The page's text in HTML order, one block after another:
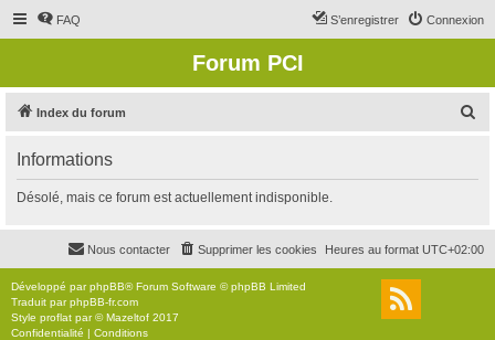
FAQ Connexion
S’enregistrer
Forum PCI
Index du forum
r
c
Informations
Désolé, mais ce forum est actuellement indisponible.
Heures au format UTC+02:00
Supprimer les cookies
Nous contacter
Développé parphpBB® Forum Software © phpBB Limited
Traduit parphpBB-fr.com
Style proflat par ©Mazeltof 2017
Confidentialité | Conditions